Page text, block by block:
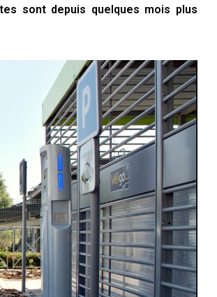
sont depuis quelques mois plus